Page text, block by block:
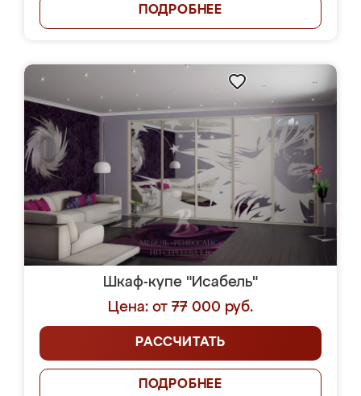
ПОДРОБНЕЕ
Шкаф-купе "Исабель"
Цена: от 77 000 руб.
РАССЧИТАТЬ
ПОДРОБНЕЕ